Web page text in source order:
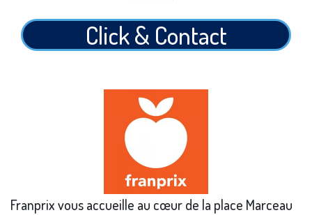
Click & Contact
Franprix vous accueille au cœur de la place Marceau